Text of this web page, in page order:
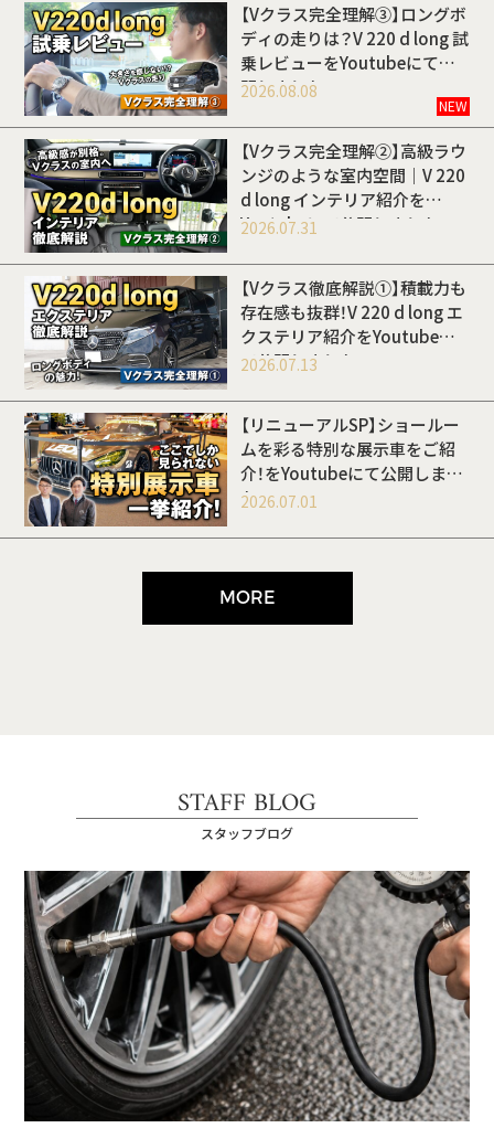
【Vクラス完全理解③】ロングボ
ディの走りは？V 220 d long 試
乗レビューをYoutubeにて公
開しました
2026.08.08
NEW
【Vクラス完全理解②】高級ラウ
ンジのような室内空間｜V 220
d long インテリア紹介を
Youtubeにて公開しました
2026.07.31
【Vクラス徹底解説①】積載力も
存在感も抜群！V 220 d long エ
クステリア紹介をYoutubeに
て公開しました
2026.07.13
【リニューアルSP】ショールー
ムを彩る特別な展示車をご紹
介！をYoutubeにて公開しまし
た
2026.07.01
MORE
STAFF BLOG
スタッフブログ